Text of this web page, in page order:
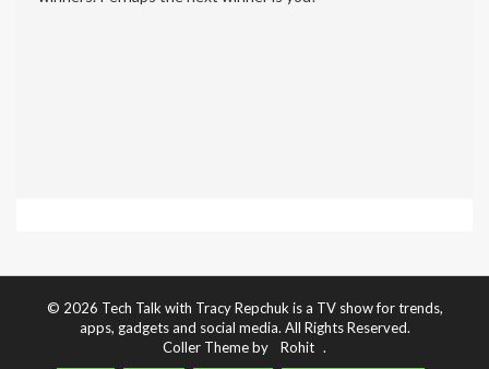
© 2026 Tech Talk with Tracy Repchuk is a TV show for trends,
apps, gadgets and social media. All Rights Reserved.
Coller Theme by
Rohit .